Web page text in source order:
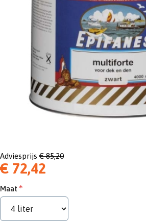
Adviesprijs € 85,20
€ 72,42
Maat